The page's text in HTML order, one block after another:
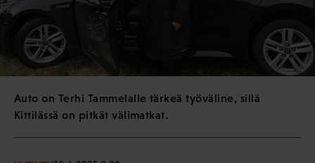
Auto on Terhi Tammelalle tärkeä työväline, sillä
Kittilässä on pitkät välimatkat.